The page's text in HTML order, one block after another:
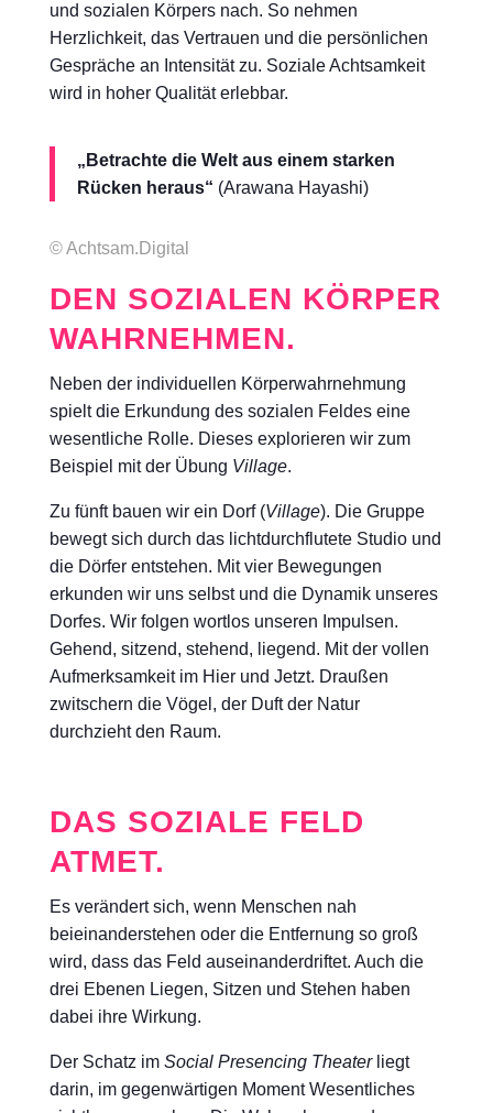
und sozialen Körpers nach. So nehmen
Herzlichkeit, das Vertrauen und die persönlichen
Gespräche an Intensität zu. Soziale Achtsamkeit
wird in hoher Qualität erlebbar.
„Betrachte die Welt aus einem starken
Rücken heraus“ (Arawana Hayashi)
© Achtsam.Digital
DEN SOZIALEN KÖRPER
WAHRNEHMEN.
Neben der individuellen Körperwahrnehmung
spielt die Erkundung des sozialen Feldes eine
wesentliche Rolle. Dieses explorieren wir zum
Beispiel mit der Übung Village.
Zu fünft bauen wir ein Dorf (Village). Die Gruppe
bewegt sich durch das lichtdurchflutete Studio und
die Dörfer entstehen. Mit vier Bewegungen
erkunden wir uns selbst und die Dynamik unseres
Dorfes. Wir folgen wortlos unseren Impulsen.
Gehend, sitzend, stehend, liegend. Mit der vollen
Aufmerksamkeit im Hier und Jetzt. Draußen
zwitschern die Vögel, der Duft der Natur
durchzieht den Raum.
DAS SOZIALE FELD
ATMET.
Es verändert sich, wenn Menschen nah
beieinanderstehen oder die Entfernung so groß
wird, dass das Feld auseinanderdriftet. Auch die
drei Ebenen Liegen, Sitzen und Stehen haben
dabei ihre Wirkung.
Der Schatz im Social Presencing Theaterliegt
darin, im gegenwärtigen Moment Wesentliches